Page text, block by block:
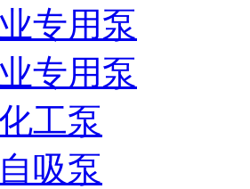
专用泵
专用泵
工泵
吸泵